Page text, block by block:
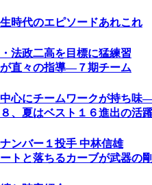
時代のエピソードあれこれ
法政二高を目標に猛練習
直々の指導―７期チーム
心にチームワークが持ち味
、夏はベスト１６進出の活
ンバー１投手 中林信雄
トと落ちるカーブが武器の